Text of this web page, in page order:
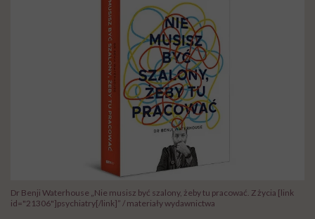
Dr Benji Waterhouse „Nie musisz być szalony, żeby tu pracować. Z życia [link
id="21306"]psychiatry[/link]” / materiały wydawnictwa